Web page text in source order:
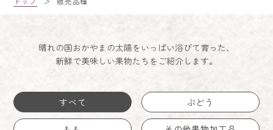
晴れの国おかやまの太陽をいっぱい浴びて育った、
新鮮で美味しい果物たちをご紹介します。
すべて ぶどう